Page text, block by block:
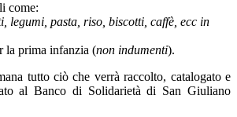
come:
legumi, pasta, riso, biscotti, caffè, ecc in
la prima infanzia (non indumenti).
tutto ciò che verrà raccolto, catalogato e
al Banco di Solidarietà di San Giuliano